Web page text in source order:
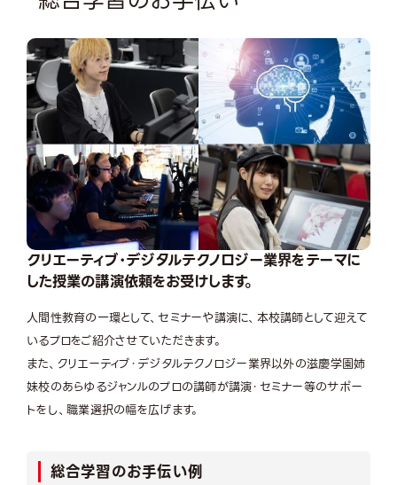
クリエーティブ・デジタルテクノロジー業界をテーマに
した授業の講演依頼をお受けします。
人間性教育の一環として、セミナーや講演に、本校講師として迎えて
いるプロをご紹介させていただきます。
また、クリエーティブ・デジタルテクノロジー業界以外の滋慶学園姉
妹校のあらゆるジャンルのプロの講師が講演・セミナー等のサポー
トをし、職業選択の幅を広げます。
総合学習のお手伝い例